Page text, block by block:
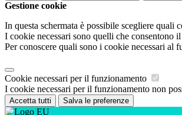
Gestione cookie
In questa schermata è possibile scegliere quali
I cookie necessari sono quelli che consentono
Per conoscere quali sono i cookie necessari al
Cookie necessari per il funzionamento
I cookie necessari per il funzionamento non
Accetta tutti Salva le preferenze